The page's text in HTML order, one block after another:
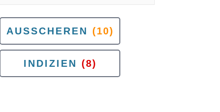
AUSSCHEREN (10)
INDIZIEN (8)